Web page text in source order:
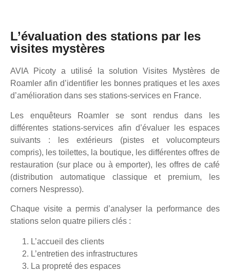
L’évaluation des stations par les
visites mystères
AVIA Picoty a utilisé la solution Visites Mystères de
Roamler afin d’identifier les bonnes pratiques et les axes
d’amélioration dans ses stations-services en France.
Les enquêteurs Roamler se sont rendus dans les
différentes stations-services afin d’évaluer les espaces
suivants : les extérieurs (pistes et volucompteurs
compris), les toilettes, la boutique, les différentes offres de
restauration (sur place ou à emporter), les offres de café
(distribution automatique classique et premium, les
corners Nespresso).
Chaque visite a permis d’analyser la performance des
stations selon quatre piliers clés :
L’accueil des clients
L’entretien des infrastructures
La propreté des espaces